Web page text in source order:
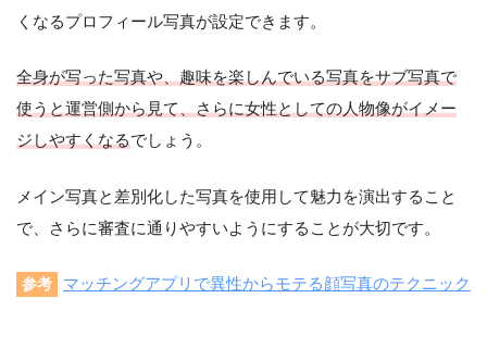
くなるプロフィール写真が設定できます。
全身が写った写真や、趣味を楽しんでいる写真をサブ写真で
使うと運営側から見て、さらに女性としての人物像がイメー
ジしやすくなるでしょう。
メイン写真と差別化した写真を使用して魅力を演出すること
で、さらに審査に通りやすいようにすることが大切です。
参考 マッチングアプリで異性からモテる顔写真のテクニック